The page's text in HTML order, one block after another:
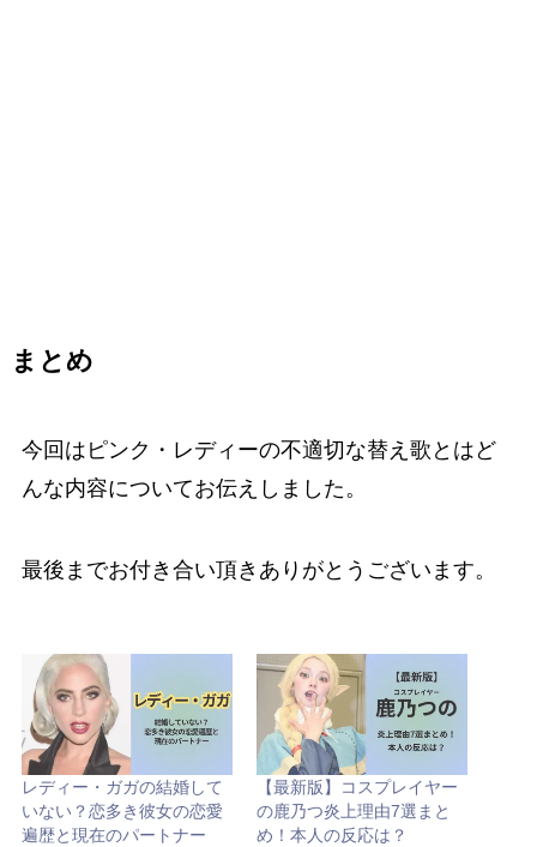
まとめ
今回はピンク・レディーの不適切な替え歌とはど
んな内容についてお伝えしました。
最後までお付き合い頂きありがとうございます。
レディー・ガガの結婚して
いない？恋多き彼女の恋愛
遍歴と現在のパートナー
【最新版】コスプレイヤー
の鹿乃つ炎上理由7選まと
め！本人の反応は？